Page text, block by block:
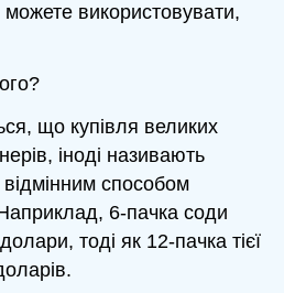
використовувати,
що купівля великих
іноді називають
відмінним способом
6-пачка соди
тоді як 12-пачка тієї